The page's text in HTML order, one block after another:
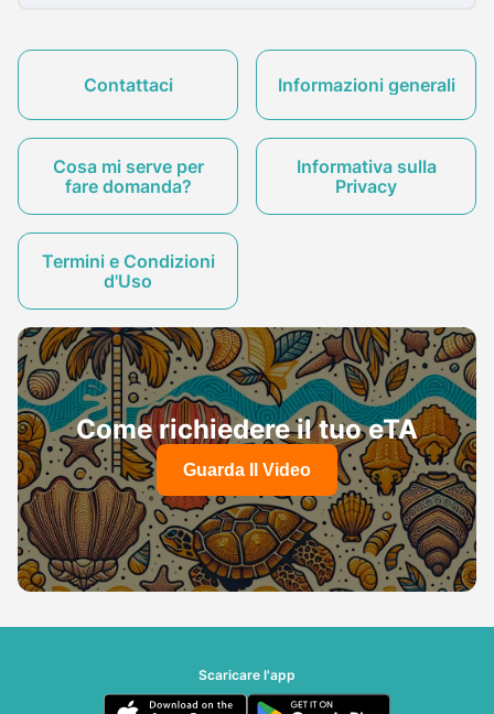
Contattaci Informazioni generali
Cosa mi serve per
fare domanda?
Informativa sulla
Privacy
Termini e Condizioni
d'Uso
Come richiedere il tuo eTA
Guarda Il Video
Scaricare l'app